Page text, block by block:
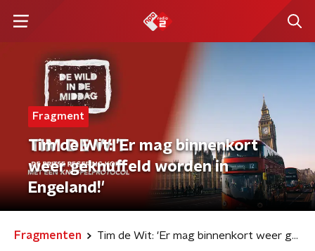
Fragment
Tim de Wit: 'Er mag binnenkort
weer geknuffeld worden in
Engeland!'
Fragmenten Tim de Wit: 'Er mag binnenkort weer geknuffeld worden in Engeland!'